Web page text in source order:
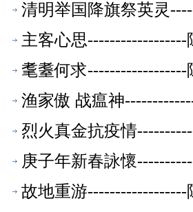
清明举国降旗祭英灵
主客心思
耄耋何求
渔家傲 战瘟神
烈火真金抗疫情
庚子年新春詠懷
故地重游